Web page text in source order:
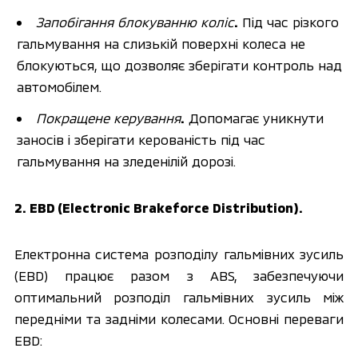
Запобігання блокуванню коліс. Під час різкого
гальмування на слизькій поверхні колеса не
блокуються, що дозволяє зберігати контроль над
автомобілем.
Покращене керування. Допомагає уникнути
заносів і зберігати керованість під час
гальмування на зледенілій дорозі.
2. EBD (Electronic Brakeforce Distribution).
Електронна система розподілу гальмівних зусиль
(EBD) працює разом з ABS, забезпечуючи
оптимальний розподіл гальмівних зусиль між
передніми та задніми колесами. Основні переваги
EBD: